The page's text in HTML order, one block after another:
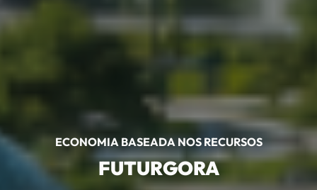
ECONOMIA BASEADA NOS RECURSOS
FUTURGORA